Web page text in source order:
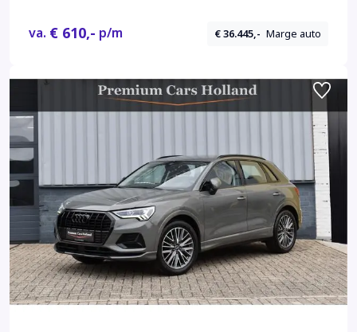
va. € 610,- p/m € 36.445,- Marge auto